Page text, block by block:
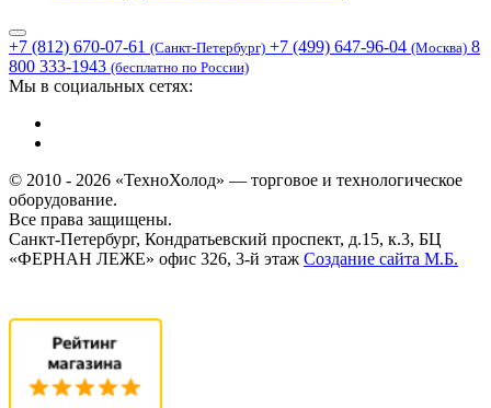
+7 (812) 670-07-61 (Санкт-Петербург) +7 (499) 647-96-04 (Москва) 8
800 333-1943 (бесплатно по России)
Мы в социальных сетях:
© 2010 - 2026 «ТехноХолод» — торговое и технологическое
оборудование.
Все права защищены.
Санкт-Петербург, Кондратьевский проспект, д.15, к.3, БЦ
«ФЕРНАН ЛЕЖЕ» офис 326, 3-й этаж Создание сайта М.Б.